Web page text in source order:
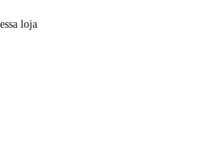
loja